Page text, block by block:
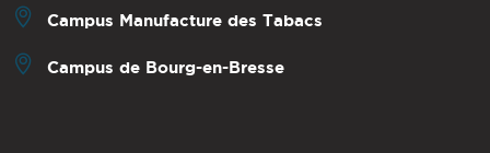
Campus Manufacture des Tabacs
Campus de Bourg-en-Bresse